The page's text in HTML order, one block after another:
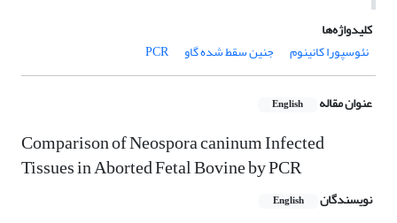
کلیدواژه‌ها
نئوسپورا کانینوم
جنین سقط شده گاو PCR
عنوان مقاله English
Comparison of Neospora caninum Infected
Tissues in Aborted Fetal Bovine by PCR
نویسندگان English